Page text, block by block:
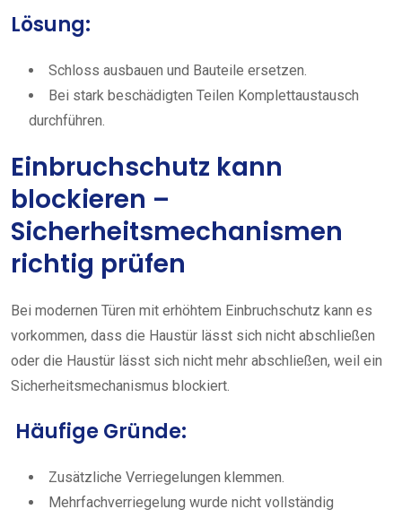
Lösung:
Schloss ausbauen und Bauteile ersetzen.
Bei stark beschädigten Teilen Komplettaustausch
durchführen.
Einbruchschutz kann
blockieren –
Sicherheitsmechanismen
richtig prüfen
Bei modernen Türen mit erhöhtem Einbruchschutz kann es
vorkommen, dass die Haustür lässt sich nicht abschließen
oder die Haustür lässt sich nicht mehr abschließen, weil ein
Sicherheitsmechanismus blockiert.
Häufige Gründe:
Zusätzliche Verriegelungen klemmen.
Mehrfachverriegelung wurde nicht vollständig